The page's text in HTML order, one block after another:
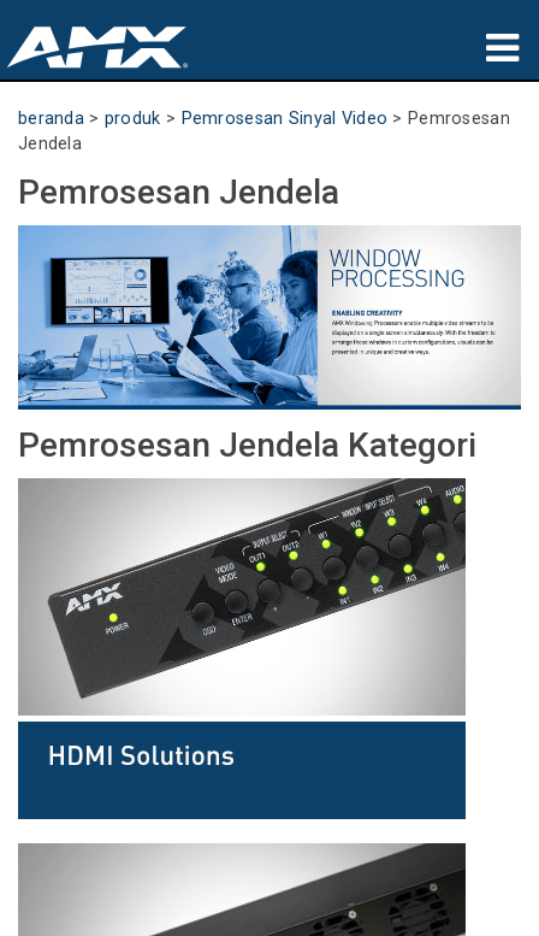
produk
tempat membeli
pelatihan
dukungan
Tentang
Bahasa/Wilayah
beranda > produk > Pemrosesan Sinyal Video > Pemrosesan
Jendela
Pemrosesan Jendela
Pemrosesan Jendela Kategori